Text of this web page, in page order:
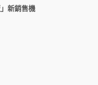
新銷售機